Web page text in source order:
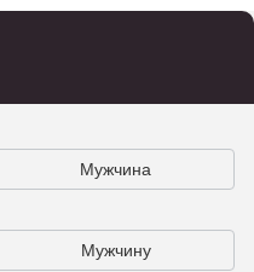
Мужчина
Мужчину